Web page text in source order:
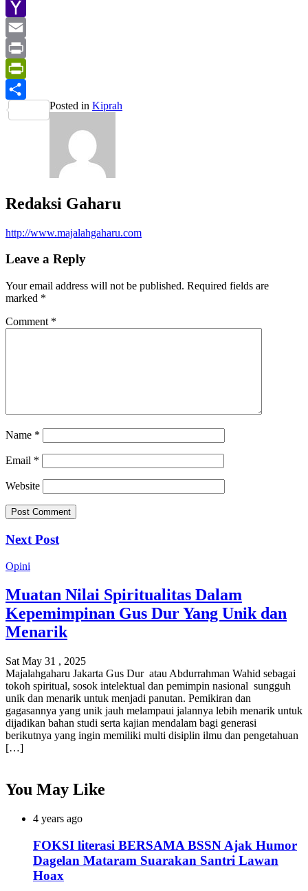
Gmail
Yahoo
Mail
Email
Print
PrintFriendly
Share
Posted in Kiprah
Redaksi Gaharu
http://www.majalahgaharu.com
Leave a Reply
Your email address will not be published. Required fields are
marked *
Comment *
Name *
Email *
Website
Next Post
Opini
Muatan Nilai Spiritualitas Dalam
Kepemimpinan Gus Dur Yang Unik dan
Menarik
Sat May 31 , 2025
Majalahgaharu Jakarta Gus Dur atau Abdurrahman Wahid sebagai
tokoh spiritual, sosok intelektual dan pemimpin nasional sungguh
unik dan menarik untuk menjadi panutan. Pemikiran dan
gagasannya yang unik jauh melampaui jalannya lebih menarik untuk
dijadikan bahan studi serta kajian mendalam bagi generasi
berikutnya yang ingin memiliki multi disiplin ilmu dan pengetahuan
[…]
You May Like
4 years ago
FOKSI literasi BERSAMA BSSN Ajak Humor
Dagelan Mataram Suarakan Santri Lawan
Hoax